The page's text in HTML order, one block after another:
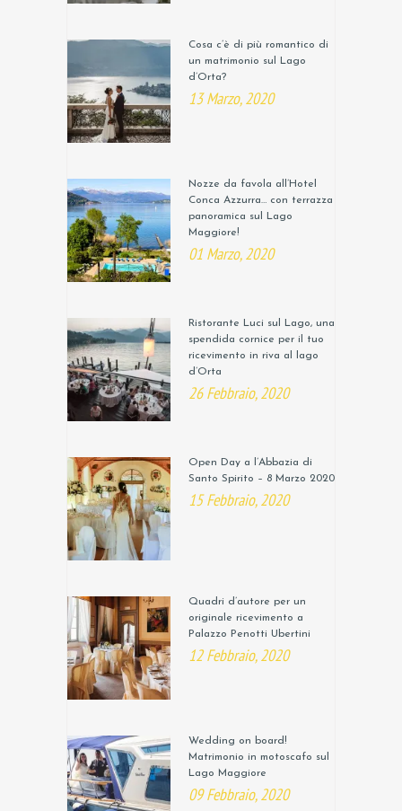
Cosa c’è di più romantico di
un matrimonio sul Lago
d’Orta?
13 Marzo, 2020
Nozze da favola all’Hotel
Conca Azzurra… con terrazza
panoramica sul Lago
Maggiore!
01 Marzo, 2020
Ristorante Luci sul Lago, una
spendida cornice per il tuo
ricevimento in riva al lago
d’Orta
26 Febbraio, 2020
Open Day a l’Abbazia di
Santo Spirito – 8 Marzo 2020
15 Febbraio, 2020
Quadri d’autore per un
originale ricevimento a
Palazzo Penotti Ubertini
12 Febbraio, 2020
Wedding on board!
Matrimonio in motoscafo sul
Lago Maggiore
09 Febbraio, 2020